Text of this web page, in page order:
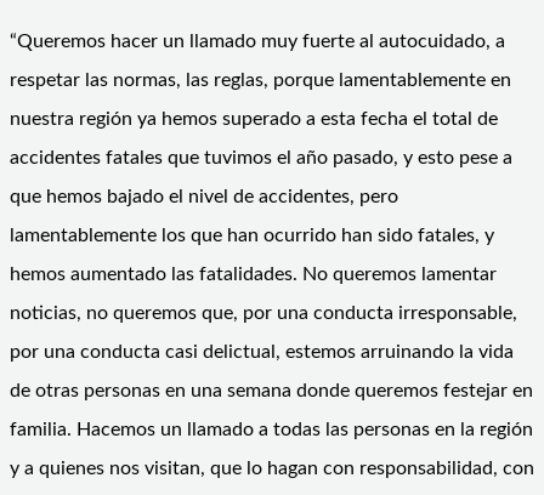
“Queremos hacer un llamado muy fuerte al autocuidado, a
respetar las normas, las reglas, porque lamentablemente en
nuestra región ya hemos superado a esta fecha el total de
accidentes fatales que tuvimos el año pasado, y esto pese a
que hemos bajado el nivel de accidentes, pero
lamentablemente los que han ocurrido han sido fatales, y
hemos aumentado las fatalidades. No queremos lamentar
noticias, no queremos que, por una conducta irresponsable,
por una conducta casi delictual, estemos arruinando la vida
de otras personas en una semana donde queremos festejar en
familia. Hacemos un llamado a todas las personas en la región
y a quienes nos visitan, que lo hagan con responsabilidad, con